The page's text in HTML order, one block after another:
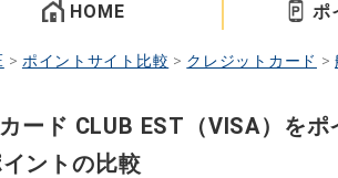
HOME ポ
> ポイントサイト比較 > クレジットカード >
ード CLUB EST（VISA）を
ントの比較